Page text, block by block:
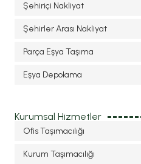
Şehiriçi Nakliyat
Şehirler Arası Nakliyat
Parça Eşya Taşıma
Eşya Depolama
Kurumsal Hizmetler
Ofis Taşımacılığı
Kurum Taşımacılığı